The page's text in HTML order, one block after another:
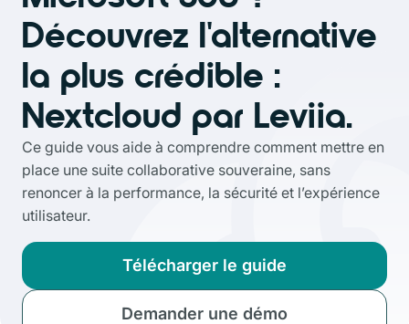
Découvrez l'alternative
la plus crédible :
Nextcloud par Leviia.
Ce guide vous aide à comprendre comment mettre en
place une suite collaborative souveraine, sans
renoncer à la performance, la sécurité et l’expérience
utilisateur.
Télécharger le guide
Demander une démo